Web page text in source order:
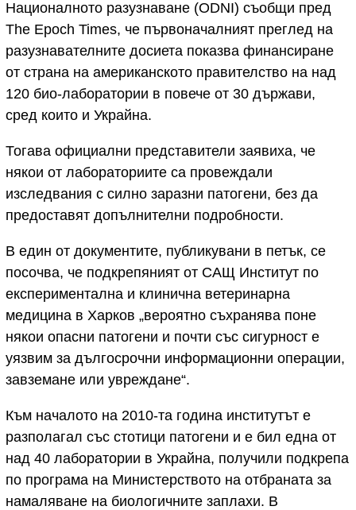
Националното разузнаване (ODNI) съобщи пред
The Epoch Times, че първоначалният преглед на
разузнавателните досиета показва финансиране
от страна на американското правителство на над
120 био-лаборатории в повече от 30 държави,
сред които и Украйна.
Тогава официални представители заявиха, че
някои от лабораториите са провеждали
изследвания с силно заразни патогени, без да
предоставят допълнителни подробности.
В един от документите, публикувани в петък, се
посочва, че подкрепяният от САЩ Институт по
експериментална и клинична ветеринарна
медицина в Харков „вероятно съхранява поне
някои опасни патогени и почти със сигурност е
уязвим за дългосрочни информационни операции,
завземане или увреждане“.
Към началото на 2010-та година институтът е
разполагал със стотици патогени и е бил една от
над 40 лаборатории в Украйна, получили подкрепа
по програма на Министерството на отбраната за
намаляване на биологичните заплахи. В